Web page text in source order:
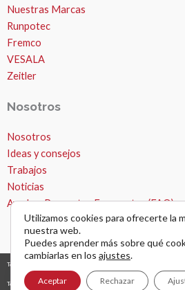
Nuestras Marcas
Runpotec
Fremco
VESALA
Zeitler
Nosotros
Nosotros
Ideas y consejos
Trabajos
Noticias
Ayuda – Preguntas Frecuentes (FAQ)
Todos los derechos © 2026 Microzanjas, canalizaciones y apertura de
Términos y condiciones de uso Política de privacidad AVISO
Utilizamos cookies para ofrecerte la
nuestra web.
Puedes aprender más sobre qué
cambiarlas en los ajustes.
Aceptar Rechazar